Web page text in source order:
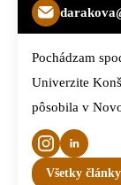
Pochádzam
Univerzite
pôsobila v
Všetky